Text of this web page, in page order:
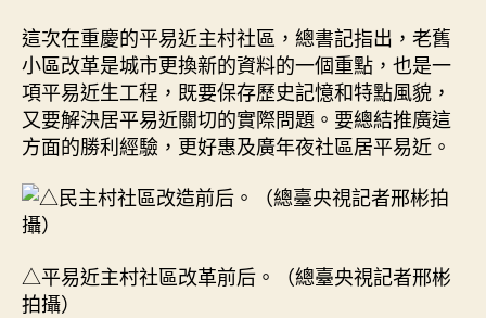
這次在重慶的平易近主村社區，總書記指出，老舊
小區改革是城市更換新的資料的一個重點，也是一
項平易近生工程，既要保存歷史記憶和特點風貌，
又要解決居平易近關切的實際問題。要總結推廣這
方面的勝利經驗，更好惠及廣年夜社區居平易近。
△平易近主村社區改革前后。（總臺央視記者邢彬
拍攝）